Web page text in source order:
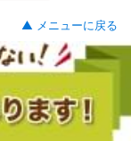
▲ メニューに戻る